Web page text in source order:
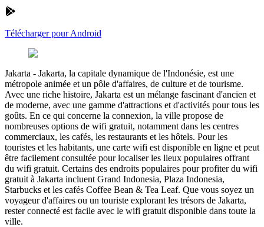
Télécharger pour Android
Jakarta - Jakarta, la capitale dynamique de l'Indonésie, est une
métropole animée et un pôle d'affaires, de culture et de tourisme.
Avec une riche histoire, Jakarta est un mélange fascinant d'ancien et
de moderne, avec une gamme d'attractions et d'activités pour tous les
goûts. En ce qui concerne la connexion, la ville propose de
nombreuses options de wifi gratuit, notamment dans les centres
commerciaux, les cafés, les restaurants et les hôtels. Pour les
touristes et les habitants, une carte wifi est disponible en ligne et peut
être facilement consultée pour localiser les lieux populaires offrant
du wifi gratuit. Certains des endroits populaires pour profiter du wifi
gratuit à Jakarta incluent Grand Indonesia, Plaza Indonesia,
Starbucks et les cafés Coffee Bean & Tea Leaf. Que vous soyez un
voyageur d'affaires ou un touriste explorant les trésors de Jakarta,
rester connecté est facile avec le wifi gratuit disponible dans toute la
ville.